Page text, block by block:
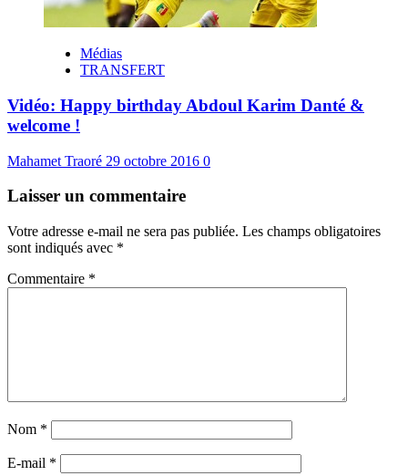
Médias
TRANSFERT
Vidéo: Happy birthday Abdoul Karim Danté &
welcome !
Mahamet Traoré 29 octobre 2016 0
Laisser un commentaire
Votre adresse e-mail ne sera pas publiée. Les champs obligatoires
sont indiqués avec *
Commentaire *
Nom *
E-mail *